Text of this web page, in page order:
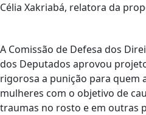
Célia Xakriabá, relatora da
A Comissão de Defesa dos
dos Deputados aprovou
rigorosa a punição para
mulheres com o objetivo de
traumas no rosto e em outras